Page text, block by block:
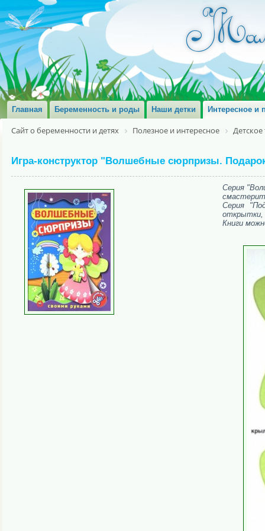
Главная Беременность и роды Наши детки Интересное и
Сайт о беременности и детях Полезное и интересное Детское
Игра-конструктор "Волшебные сюрпризы.
Серия
Серия
открытки,
Книги